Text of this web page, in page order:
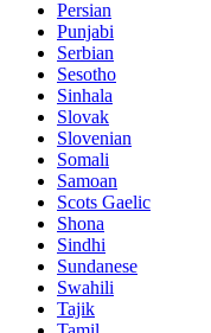
Persian
Punjabi
Serbian
Sesotho
Sinhala
Slovak
Slovenian
Somali
Samoan
Scots Gaelic
Shona
Sindhi
Sundanese
Swahili
Tajik